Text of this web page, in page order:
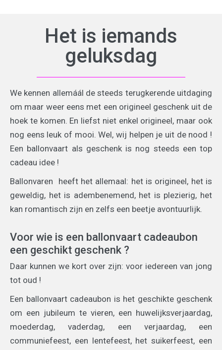
Het is iemands
geluksdag
We kennen allemáál de steeds terugkerende uitdaging
om maar weer eens met een origineel geschenk uit de
hoek te komen. En liefst niet enkel origineel, maar ook
nog eens leuk of mooi. Wel, wij helpen je uit de nood !
Een ballonvaart als geschenk is nog steeds een top
cadeau idee !
Ballonvaren heeft het allemaal: het is origineel, het is
geweldig, het is adembenemend, het is plezierig, het
kan romantisch zijn en zelfs een beetje avontuurlijk.
Voor wie is een ballonvaart cadeaubon
een geschikt geschenk ?
Daar kunnen we kort over zijn: voor iedereen van jong
tot oud !
Een ballonvaart cadeaubon is het geschikte geschenk
om een jubileum te vieren, een huwelijksverjaardag,
moederdag, vaderdag, een verjaardag, een
communiefeest, een lentefeest, het suikerfeest, een